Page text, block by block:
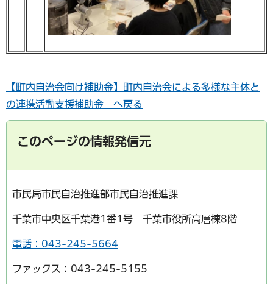
【町内自治会向け補助金】町内自治会による多様な主体と
の連携活動支援補助金 へ戻る
このページの情報発信元
市民局市民自治推進部市民自治推進課
千葉市中央区千葉港1番1号 千葉市役所高層棟8階
電話：043-245-5664
ファックス：043-245-5155